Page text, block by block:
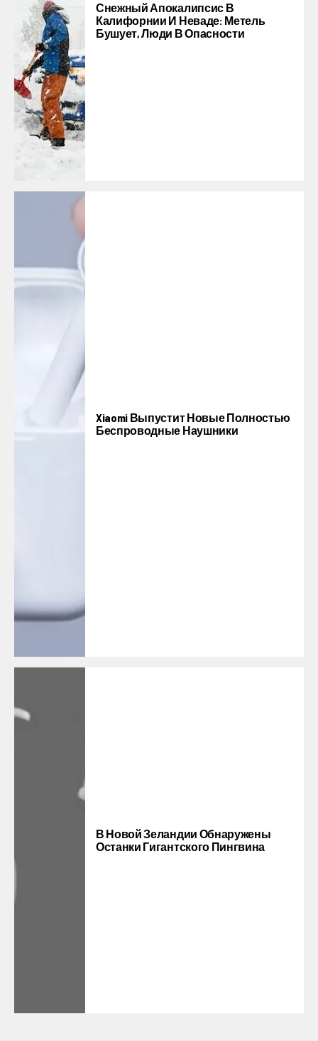
Снежный Апокалипсис В
Калифорнии И Неваде: Метель
Бушует, Люди В Опасности
Xiaomi Выпустит Новые Полностью
Беспроводные Наушники
В Новой Зеландии Обнаружены
Останки Гигантского Пингвина